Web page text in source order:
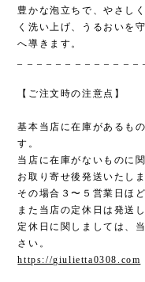
豊かな泡立ちで、やさし
く洗い上げ、うるおいを
へ導きます。
【ご注文時の注意点】
基本当店に在庫があるも
す。
当店に在庫がないものに
お取り寄せ後発送いたしま
その場合３〜５営業日ほ
また当店の定休日は発送
定休日に関しましては、
さい。
https://giulietta0308.com